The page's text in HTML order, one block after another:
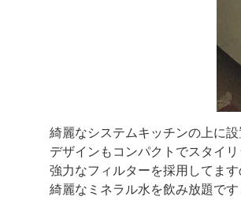
綺麗なシステムキッチンの上に設
デザインもコンパクトでスタイ
強力なフィルターを採用してま
綺麗なミネラル水を飲み放題です